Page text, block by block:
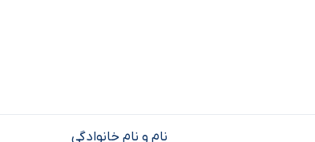
نام و نام خانوادگی